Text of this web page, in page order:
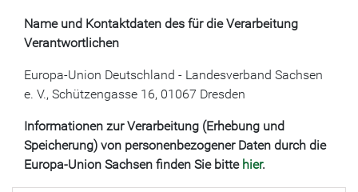
Name und Kontaktdaten des für die Verarbeitung
Verantwortlichen
Europa-Union Deutschland - Landesverband Sachsen
e. V., Schützengasse 16, 01067 Dresden
Informationen zur Verarbeitung (Erhebung und
Speicherung) von personenbezogener Daten durch die
Europa-Union Sachsen finden Sie bitte hier.